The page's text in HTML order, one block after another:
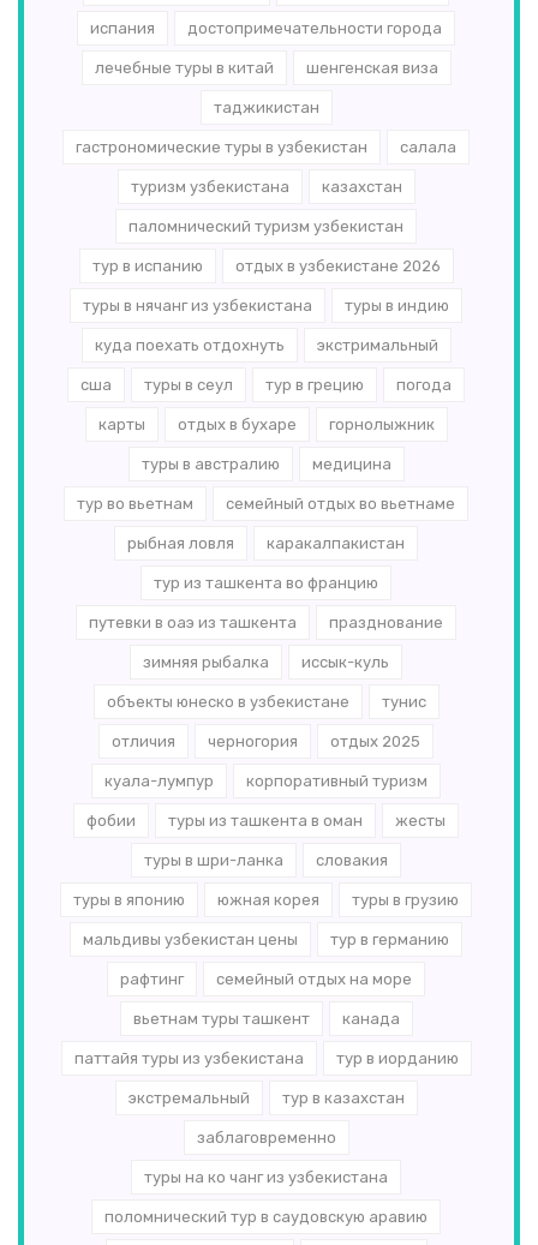
испания достопримечательности города
лечебные туры в китай шенгенская виза
таджикистан
гастрономические туры в узбекистан салала
туризм узбекистана казахстан
паломнический туризм узбекистан
тур в испанию отдых в узбекистане 2026
туры в нячанг из узбекистана туры в индию
куда поехать отдохнуть экстримальный
сша туры в сеул тур в грецию погода
карты отдых в бухаре горнолыжник
туры в австралию медицина
тур во вьетнам семейный отдых во вьетнаме
рыбная ловля каракалпакистан
тур из ташкента во францию
путевки в оаэ из ташкента празднование
зимняя рыбалка иссык-куль
объекты юнеско в узбекистане тунис
отличия черногория отдых 2025
куала-лумпур корпоративный туризм
фобии туры из ташкента в оман жесты
туры в шри-ланка словакия
туры в японию южная корея туры в грузию
мальдивы узбекистан цены тур в германию
рафтинг семейный отдых на море
вьетнам туры ташкент канада
паттайя туры из узбекистана тур в иорданию
экстремальный тур в казахстан
заблаговременно
туры на ко чанг из узбекистана
поломнический тур в саудовскую аравию